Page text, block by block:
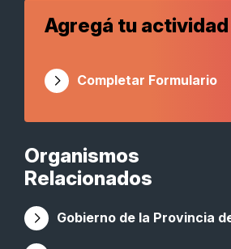
Organismos
Relacionados
Gobierno de la Provincia
Agregá tu actividad
Completar Formulario